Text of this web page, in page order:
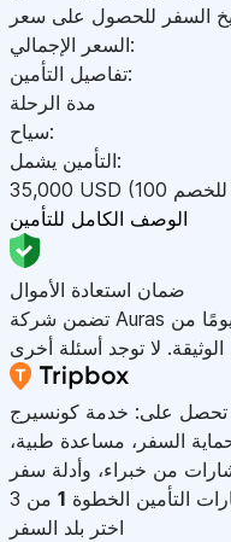
السفر للحصول على سعر
السعر الإجمالي:
تفاصيل التأمين:
مدة الرحلة
سياح:
التأمين يشمل:
35,000 USD
الوصف الكامل للتأمين
ضمان استعادة الأموال
تضمن شركة Auras للتأمين استرداد من المبلغ خلال 14 يومًا من
على: خدمة كونسيرج
24/7، حزمة حماية السفر، مساعدة طبية،
التأمين الخطوة 1 من 3
اختر بلد السفر